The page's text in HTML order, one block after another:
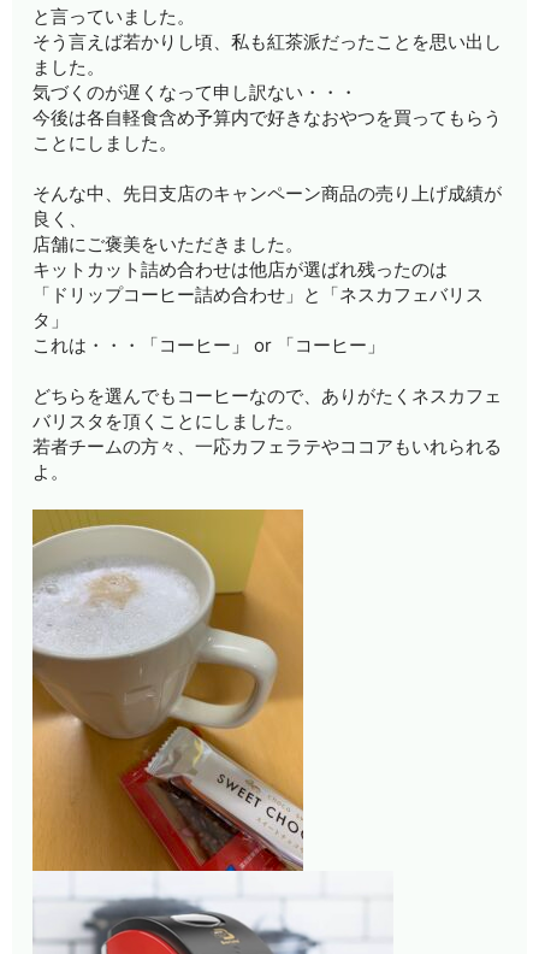
と言っていました。
そう言えば若かりし頃、私も紅茶派だったことを思い出し
ました。
気づくのが遅くなって申し訳ない・・・
今後は各自軽食含め予算内で好きなおやつを買ってもらう
ことにしました。
そんな中、先日支店のキャンペーン商品の売り上げ成績が
良く、
店舗にご褒美をいただきました。
キットカット詰め合わせは他店が選ばれ残ったのは
「ドリップコーヒー詰め合わせ」と「ネスカフェバリス
タ」
これは・・・「コーヒー」 or 「コーヒー」
どちらを選んでもコーヒーなので、ありがたくネスカフェ
バリスタを頂くことにしました。
若者チームの方々、一応カフェラテやココアもいれられる
よ。